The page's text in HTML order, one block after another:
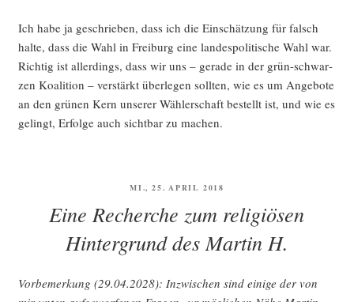
Ich habe ja geschrie­ben, dass ich die Ein­schät­zung für falsch
hal­te, dass die Wahl in Frei­burg eine lan­des­po­li­ti­sche Wahl war.
Rich­tig ist aller­dings, dass wir uns – gera­de in der grün-schwar­
zen Koali­ti­on – ver­stärkt über­le­gen soll­ten, wie es um Ange­bo­te
an den grü­nen Kern unse­rer Wäh­ler­schaft bestellt ist, und wie es
gelingt, Erfol­ge auch sicht­bar zu machen.
VERÖFFENTLICHT
MI., 25. APRIL 2018
Eine Recherche zum religiösen
Hintergrund des Martin H.
Vor­be­mer­kung (29.04.2028): Inzwi­schen sind eini­ge der von